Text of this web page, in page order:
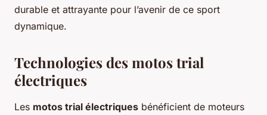
durable et attrayante pour l’avenir de ce sport
dynamique.
Technologies des motos trial
électriques
Les motos trial électriques bénéficient de moteurs